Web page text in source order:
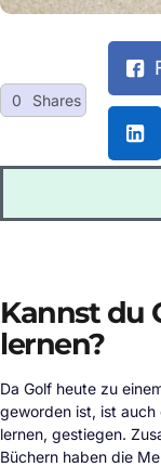
0 Shares
Kannst du
lernen?
Da Golf heute zu
geworden ist, ist auch
lernen, gestiegen.
Büchern haben die